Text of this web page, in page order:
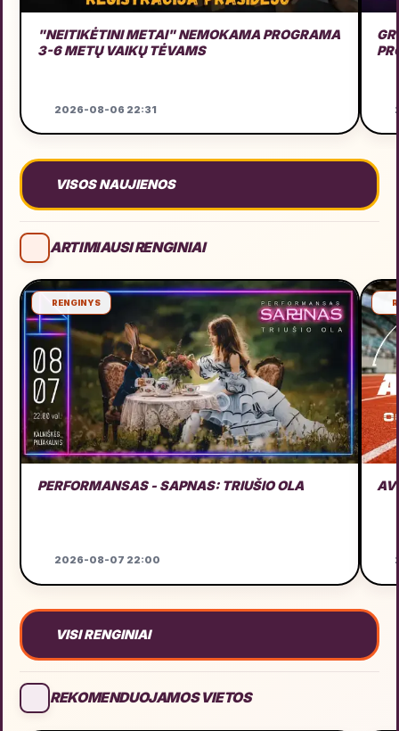
"NEITIKĖTINI METAI" NEMOKAMA PROGRAMA
3-6 METŲ VAIKŲ TĖVAMS
2026-08-06 22:31
VISOS NAUJIENOS
ARTIMIAUSI RENGINIAI
RENGINYS
PERFORMANSAS - SAPNAS: TRIUŠIO OLA
2026-08-07 22:00
VISI RENGINIAI
REKOMENDUOJAMOS VIETOS